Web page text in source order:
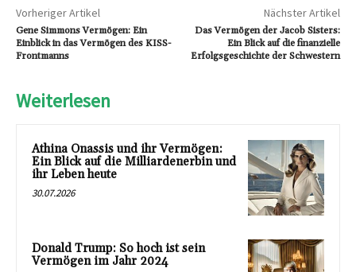
Vorheriger Artikel
Gene Simmons Vermögen: Ein
Einblick in das Vermögen des KISS-
Frontmanns
Nächster Artikel
Das Vermögen der Jacob Sisters:
Ein Blick auf die finanzielle
Erfolgsgeschichte der Schwestern
Weiterlesen
Athina Onassis und ihr Vermögen:
Ein Blick auf die Milliardenerbin und
ihr Leben heute
30.07.2026
Donald Trump: So hoch ist sein
Vermögen im Jahr 2024